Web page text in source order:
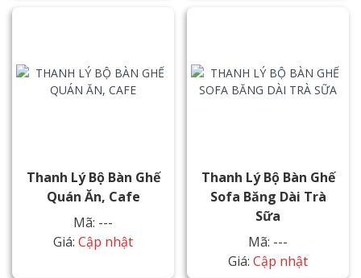
Thanh Lý Bộ Bàn Ghế
Quán Ăn, Cafe
Mã: ---
Giá: Cập nhật
Thanh Lý Bộ Bàn Ghế
Sofa Băng Dài Trà
Sữa
Mã: ---
Giá: Cập nhật